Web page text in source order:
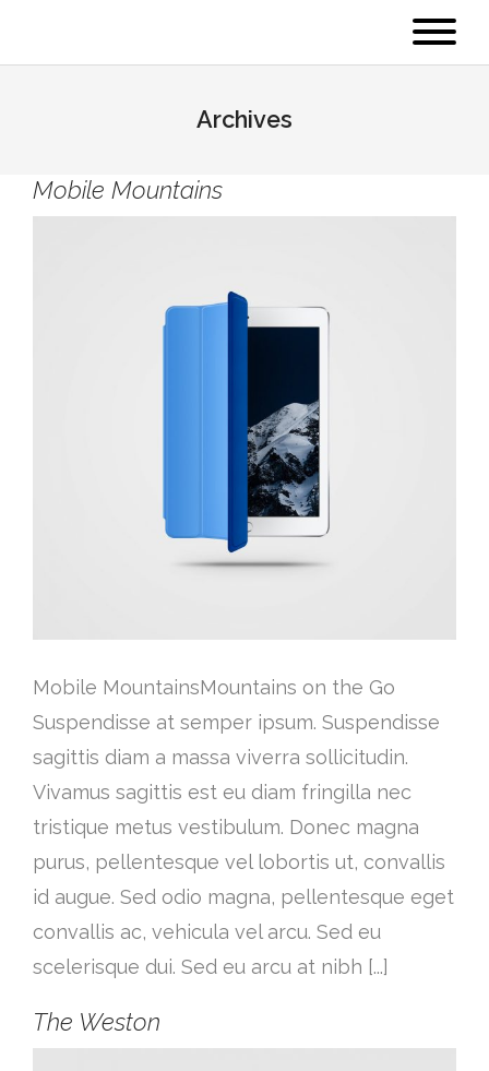
Archives
Mobile Mountains
Mobile MountainsMountains on the Go
Suspendisse at semper ipsum. Suspendisse
sagittis diam a massa viverra sollicitudin.
Vivamus sagittis est eu diam fringilla nec
tristique metus vestibulum. Donec magna
purus, pellentesque vel lobortis ut, convallis
id augue. Sed odio magna, pellentesque eget
convallis ac, vehicula vel arcu. Sed eu
scelerisque dui. Sed eu arcu at nibh [...]
The Weston